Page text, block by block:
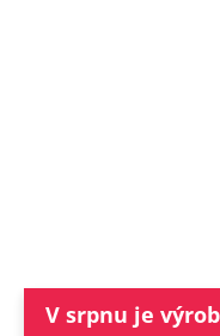
V srpnu je